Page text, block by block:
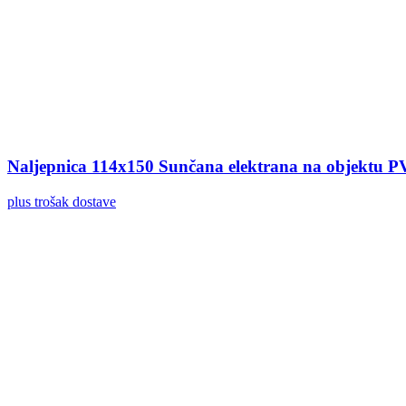
Naljepnica 114x150 Sunčana elektrana na objektu
plus trošak dostave